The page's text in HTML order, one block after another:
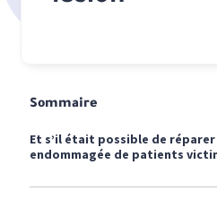
Sommaire
Et s’il était possible de
endommagée de patients